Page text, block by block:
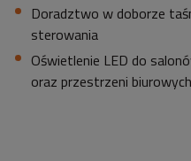
Doradztwo w doborze
sterowania
Oświetlenie LED do
oraz przestrzeni